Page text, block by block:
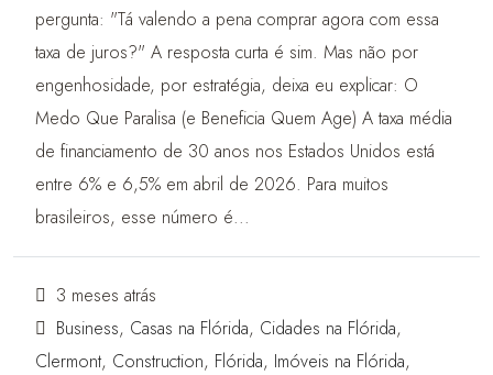
pergunta: "Tá valendo a pena comprar agora com essa
taxa de juros?" A resposta curta é sim. Mas não por
engenhosidade, por estratégia, deixa eu explicar: O
Medo Que Paralisa (e Beneficia Quem Age) A taxa média
de financiamento de 30 anos nos Estados Unidos está
entre 6% e 6,5% em abril de 2026. Para muitos
brasileiros, esse número é...
3 meses atrás
Business, Casas na Flórida, Cidades na Flórida,
Clermont, Construction, Flórida, Imóveis na Flórida,